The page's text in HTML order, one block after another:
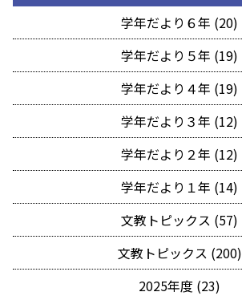
学年だより６年 (20)
学年だより５年 (19)
学年だより４年 (19)
学年だより３年 (12)
学年だより２年 (12)
学年だより１年 (14)
文教トピックス (57)
文教トピックス (200)
2025年度 (23)